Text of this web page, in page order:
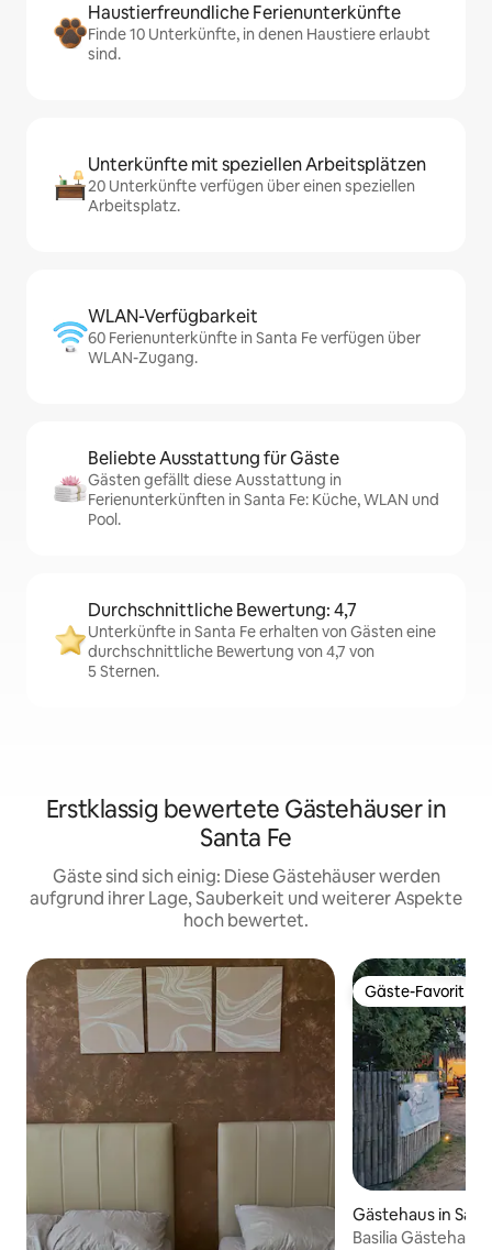
Haustierfreundliche Ferienunterkünfte
Finde 10 Unterkünfte, in denen Haustiere erlaubt
sind.
Unterkünfte mit speziellen Arbeitsplätzen
20 Unterkünfte verfügen über einen speziellen
Arbeitsplatz.
WLAN-Verfügbarkeit
60 Ferienunterkünfte in Santa Fe verfügen über
WLAN-Zugang.
Beliebte Ausstattung für Gäste
Gästen gefällt diese Ausstattung in
Ferienunterkünften in Santa Fe: Küche, WLAN und
Pool.
Durchschnittliche Bewertung: 4,7
Unterkünfte in Santa Fe erhalten von Gästen eine
durchschnittliche Bewertung von 4,7 von
5 Sternen.
Erstklassig bewertete Gästehäuser in
Santa Fe
Gäste sind sich einig: Diese Gästehäuser werden
aufgrund ihrer Lage, Sauberkeit und weiterer Aspekte
hoch bewertet.
Gäste-Favorit
Gäste-Favorit
Gästehaus in
Basilia